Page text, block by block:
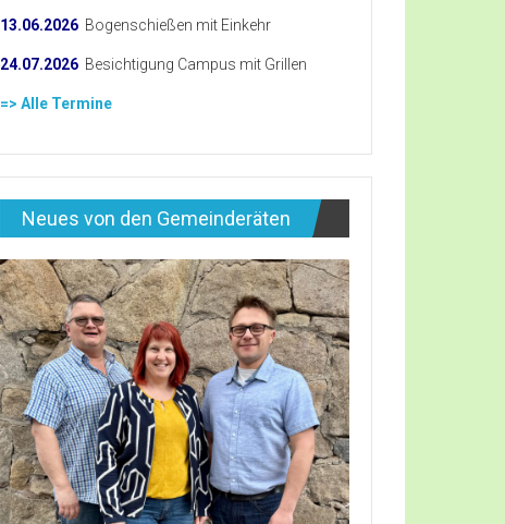
13.06.2026 Bogenschießen mit Einkehr
24.07.2026 Besichtigung Campus mit Grillen
=> Alle Termine
Neues von den Gemeinderäten